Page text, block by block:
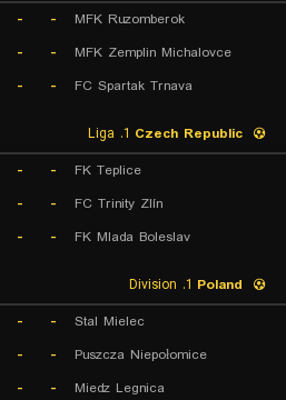
MFK Ruzomberok
-
-
MFK Zemplin Michalovce
-
-
FC Spartak Trnava
-
-
Czech Republic
FK Teplice
-
-
FC Trinity Zlín
-
-
FK Mlada Boleslav
-
-
Poland
Stal Mielec
-
-
Puszcza Niepołomice
-
-
Miedz Legnica
-
-